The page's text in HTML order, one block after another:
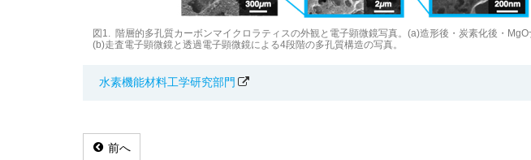
図1. 階層的多孔質カーボンマイクロラティスの外観と電子顕微鏡写真。(a)造形後・炭素化後・MgO
(b)走査電子顕微鏡と透過電子顕微鏡による4段階の多孔質構造の写真。
水素機能材料工学研究部門
前へ